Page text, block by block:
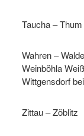
Taucha –
Wahren –
Weinböhla
Wittgensdorf
Zittau – Zöblitz